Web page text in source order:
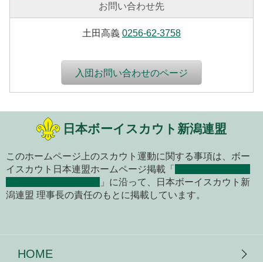
お問い合わせ先
土田高義 0256-62-3758
入団お問い合わせのページ
日本ボーイスカウト新潟連盟
このホームページ上のスカウト運動に関する事項は、ボー
イスカウト日本連盟ホームページ掲載「
」に沿って、日本ボーイスカウト新
潟連盟 理事長の責任のもとに掲載しています。
HOME